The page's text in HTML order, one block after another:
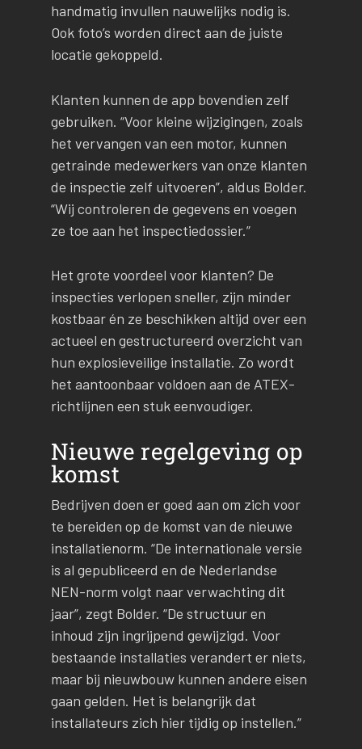
handmatig invullen nauwelijks nodig is.
Ook foto’s worden direct aan de juiste
locatie gekoppeld.
Klanten kunnen de app bovendien zelf
gebruiken. “Voor kleine wijzigingen, zoals
het vervangen van een motor, kunnen
getrainde medewerkers van onze klanten
de inspectie zelf uitvoeren”, aldus Bolder.
“Wij controleren de gegevens en voegen
ze toe aan het inspectiedossier.”
Het grote voordeel voor klanten? De
inspecties verlopen sneller, zijn minder
kostbaar én ze beschikken altijd over een
actueel en gestructureerd overzicht van
hun explosieveilige installatie. Zo wordt
het aantoonbaar voldoen aan de ATEX-
richtlijnen een stuk eenvoudiger.
Nieuwe regelgeving op
komst
Bedrijven doen er goed aan om zich voor
te bereiden op de komst van de nieuwe
installatienorm. “De internationale versie
is al gepubliceerd en de Nederlandse
NEN-norm volgt naar verwachting dit
jaar”, zegt Bolder. “De structuur en
inhoud zijn ingrijpend gewijzigd. Voor
bestaande installaties verandert er niets,
maar bij nieuwbouw kunnen andere eisen
gaan gelden. Het is belangrijk dat
installateurs zich hier tijdig op instellen.”